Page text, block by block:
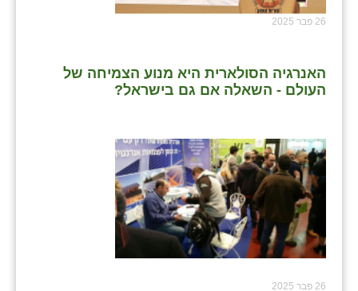
26 פבר 2025
האנרגיה הסולארית היא מנוע הצמיחה של
העולם - השאלה אם גם בישראל?
26 פבר 2025